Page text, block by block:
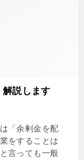
説します
「余剰金を配
をすることは
言っても一般